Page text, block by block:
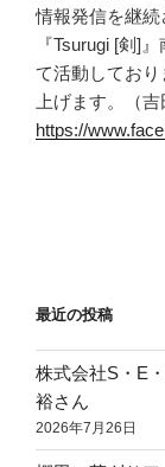
情報発信を継
『Tsurugi [剣]
て活動してお
上げます。（吉
https://
最近の投稿
株式会社S・E
裕さん
2026年7月26日